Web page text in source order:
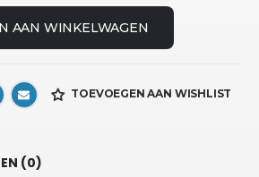
AAN WINKELWAGEN
TOEVOEGEN AAN WISHLIST
(0)